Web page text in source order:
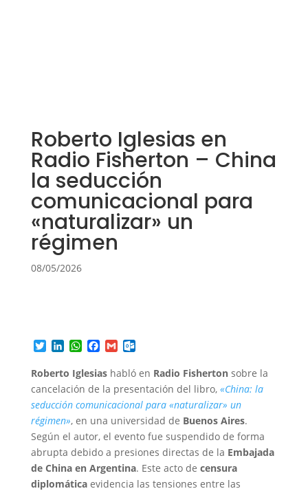
Roberto Iglesias en
Radio Fisherton – China
la seducción
comunicacional para
«naturalizar» un
régimen
08/05/2026
T
i
t
e
r
L
n
e
d
I
n
W
a
s
A
p
p
F
c
e
b
o
o
k
G
a
l
O
t
o
o
k
.
c
o
m
Roberto Iglesiashabló en Radio Fishertonsobre la
cancelación de la presentación del libro, «China: la
seducción comunicacional para «naturalizar» un
régimen», en una universidad de Buenos Aires.
Según el autor, el evento fue suspendido de forma
abrupta debido a presiones directas de la Embajada
de China en Argentina. Este acto de censura
diplomáticaevidencia las tensiones entre las